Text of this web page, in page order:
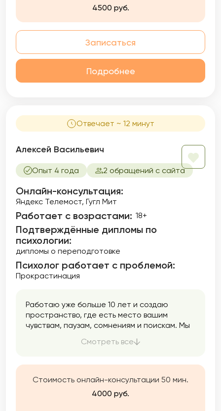
4500 руб.
Записаться
Подробнее
Отвечает ~ 12 минут
Алексей Васильевич
Опыт 4 года 2 обращений с сайта
Онлайн-консультация:
Яндекс Телемост, Гугл Мит
Работает с возрастами: 18+
Подтверждённые дипломы по
психологии:
дипломы о переподготовке
Психолог работает с проблемой:
Прокрастинация
Работаю уже больше 10 лет и создаю
пространство, где есть место вашим
чувствам, паузам, сомнениям и поискам. Мы
аккуратно, без давления. Моя задача —
Смотреть все
Стоимость онлайн-консультации 50 мин.
4000 руб.